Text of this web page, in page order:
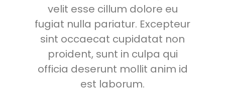
velit esse cillum dolore eu
fugiat nulla pariatur. Excepteur
sint occaecat cupidatat non
proident, sunt in culpa qui
officia deserunt mollit anim id
est laborum.